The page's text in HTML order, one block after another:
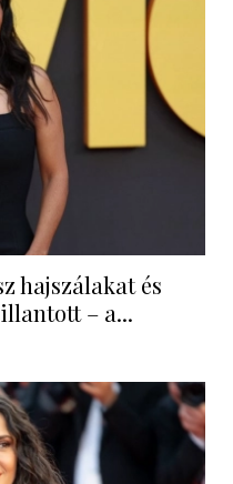
hajszálakat és
– a...